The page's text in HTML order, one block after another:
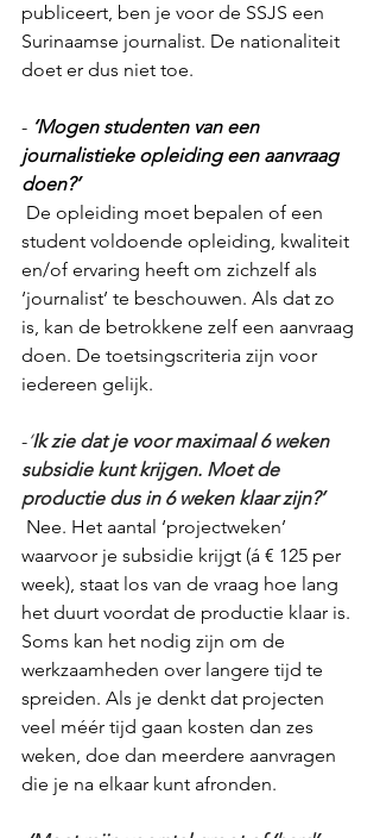
publiceert, ben je voor de SSJS een
Surinaamse journalist. De nationaliteit
doet er dus niet toe.
- ‘Mogen studenten van een
journalistieke opleiding een aanvraag
doen?’
De opleiding moet bepalen of een
student voldoende opleiding, kwaliteit
en/of ervaring heeft om zichzelf als
‘journalist’ te beschouwen. Als dat zo
is, kan de betrokkene zelf een aanvraag
doen. De toetsingscriteria zijn voor
iedereen gelijk.
-‘Ik zie dat je voor maximaal 6 weken
subsidie kunt krijgen. Moet de
productie dus in 6 weken klaar zijn?’
Nee. Het aantal ‘projectweken’
waarvoor je subsidie krijgt (á € 125 per
week), staat los van de vraag hoe lang
het duurt voordat de productie klaar is.
Soms kan het nodig zijn om de
werkzaamheden over langere tijd te
spreiden. Als je denkt dat projecten
veel méér tijd gaan kosten dan zes
weken, doe dan meerdere aanvragen
die je na elkaar kunt afronden.